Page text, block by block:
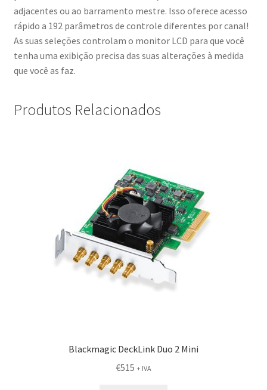
adjacentes ou ao barramento mestre. Isso oferece acesso
rápido a 192 parâmetros de controle diferentes por canal!
As suas seleções controlam o monitor LCD para que você
tenha uma exibição precisa das suas alterações à medida
que você as faz.
Produtos Relacionados
Blackmagic DeckLink Duo 2 Mini
€515 + IVA